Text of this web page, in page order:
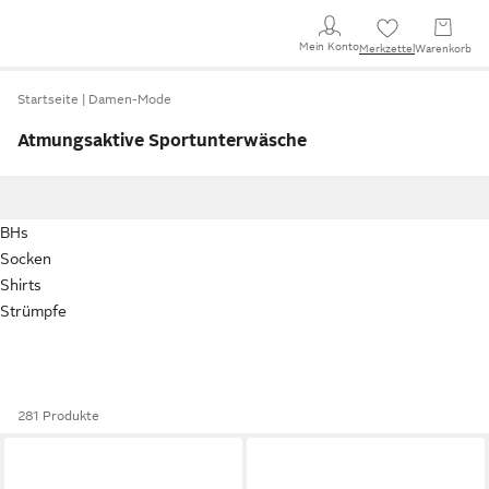
Mein KontoMerkzettel Warenkorb
Startseite Damen-Mode
Atmungsaktive Sportunterwäsche
BHs
Socken
Shirts
Strümpfe
281 Produkte